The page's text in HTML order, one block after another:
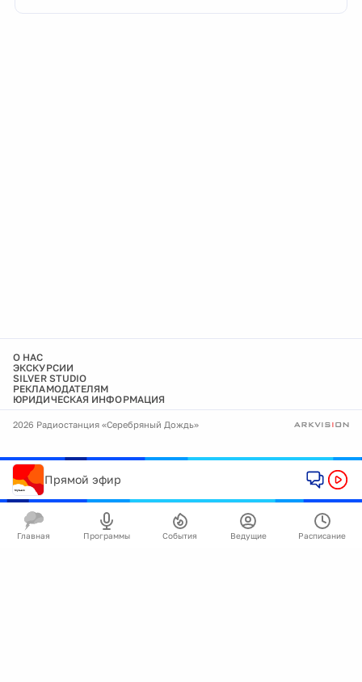
О НАС
ЭКСКУРСИИ
SILVER STUDIO
РЕКЛАМОДАТЕЛЯМ
ЮРИДИЧЕСКАЯ ИНФОРМАЦИЯ
2026 Радиостанция «Серебряный Дождь»
Прямой эфир
Главная Программы События Ведущие Расписание